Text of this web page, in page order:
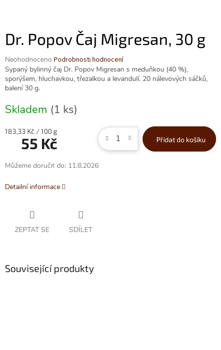
Dr. Popov Čaj Migresan, 30 g
Průměrné
hodnocení
produktu
je
z
5
Neohodnoceno Podrobnosti hodnocení
Sypaný bylinný čaj Dr. Popov Migresan s meduňkou (40 %),
sporýšem, hluchavkou, třezalkou a levandulí. 20 nálevových sáčků,
balení 30 g.
Skladem (1 ks)
Měrná
183,33 Kč / 100 g
55 Kč Přidat do košíku
Můžeme doručit do: 11.8.2026
Detailní informace
ZEPTAT SE SDÍLET
Související produkty